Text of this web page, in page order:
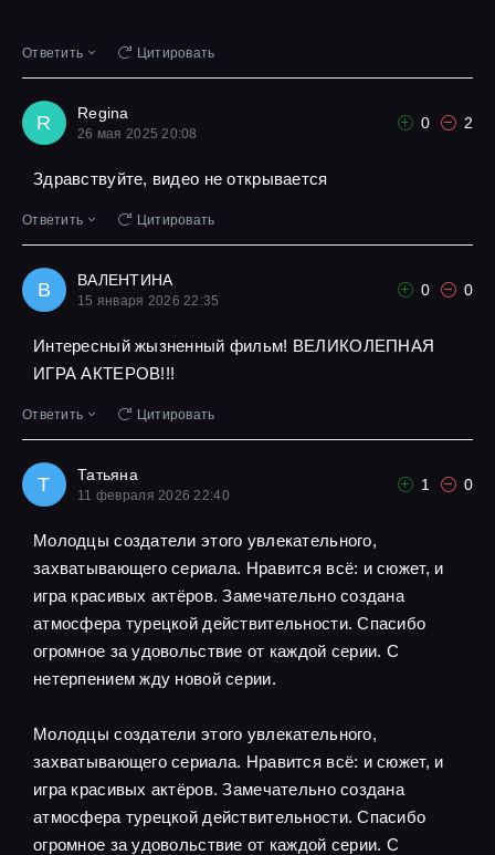
Ответить Цитировать
R Regina
26 мая 2025 20:08
0 2
Здравствуйте, видео не открывается
Ответить Цитировать
В ВАЛЕНТИНА
15 января 2026 22:35
0 0
Интересный жызненный фильм! ВЕЛИКОЛЕПНАЯ
ИГРА АКТЕРОВ!!!
Ответить Цитировать
Т Татьяна
11 февраля 2026 22:40
1 0
Молодцы создатели этого увлекательного,
захватывающего сериала. Нравится всё: и сюжет, и
игра красивых актёров. Замечательно создана
атмосфера турецкой действительности. Спасибо
огромное за удовольствие от каждой серии. С
нетерпением жду новой серии.
Молодцы создатели этого увлекательного,
захватывающего сериала. Нравится всё: и сюжет, и
игра красивых актёров. Замечательно создана
атмосфера турецкой действительности. Спасибо
огромное за удовольствие от каждой серии. С